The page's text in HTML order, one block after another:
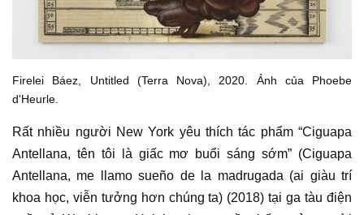
Firelei Báez, Untitled (Terra Nova), 2020. Ảnh của Phoebe
d'Heurle.
Rất nhiều người New York yêu thíchtác phẩm“Ciguapa
Antellana, tên tôi là giấc mơ buổi sáng sớm” (Ciguapa
Antellana, me llamo sueño de la madrugada (ai giàu trí
khoa học, viễn tưởng hơn chúng ta) (2018) tại ga tàu điện